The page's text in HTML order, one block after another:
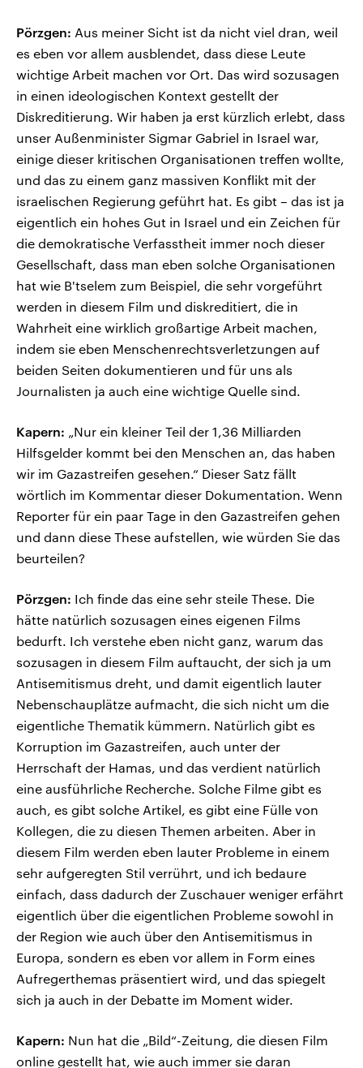
Pörzgen: Aus meiner Sicht ist da nicht viel dran, weil
es eben vor allem ausblendet, dass diese Leute
wichtige Arbeit machen vor Ort. Das wird sozusagen
in einen ideologischen Kontext gestellt der
Diskreditierung. Wir haben ja erst kürzlich erlebt, dass
unser Außenminister Sigmar Gabriel in Israel war,
einige dieser kritischen Organisationen treffen wollte,
und das zu einem ganz massiven Konflikt mit der
israelischen Regierung geführt hat. Es gibt – das ist ja
eigentlich ein hohes Gut in Israel und ein Zeichen für
die demokratische Verfasstheit immer noch dieser
Gesellschaft, dass man eben solche Organisationen
hat wie B'tselem zum Beispiel, die sehr vorgeführt
werden in diesem Film und diskreditiert, die in
Wahrheit eine wirklich großartige Arbeit machen,
indem sie eben Menschenrechtsverletzungen auf
beiden Seiten dokumentieren und für uns als
Journalisten ja auch eine wichtige Quelle sind.
Kapern: „Nur ein kleiner Teil der 1,36 Milliarden
Hilfsgelder kommt bei den Menschen an, das haben
wir im Gazastreifen gesehen.“ Dieser Satz fällt
wörtlich im Kommentar dieser Dokumentation. Wenn
Reporter für ein paar Tage in den Gazastreifen gehen
und dann diese These aufstellen, wie würden Sie das
beurteilen?
Pörzgen: Ich finde das eine sehr steile These. Die
hätte natürlich sozusagen eines eigenen Films
bedurft. Ich verstehe eben nicht ganz, warum das
sozusagen in diesem Film auftaucht, der sich ja um
Antisemitismus dreht, und damit eigentlich lauter
Nebenschauplätze aufmacht, die sich nicht um die
eigentliche Thematik kümmern. Natürlich gibt es
Korruption im Gazastreifen, auch unter der
Herrschaft der Hamas, und das verdient natürlich
eine ausführliche Recherche. Solche Filme gibt es
auch, es gibt solche Artikel, es gibt eine Fülle von
Kollegen, die zu diesen Themen arbeiten. Aber in
diesem Film werden eben lauter Probleme in einem
sehr aufgeregten Stil verrührt, und ich bedaure
einfach, dass dadurch der Zuschauer weniger erfährt
eigentlich über die eigentlichen Probleme sowohl in
der Region wie auch über den Antisemitismus in
Europa, sondern es eben vor allem in Form eines
Aufregerthemas präsentiert wird, und das spiegelt
sich ja auch in der Debatte im Moment wider.
Kapern: Nun hat die „Bild“-Zeitung, die diesen Film
online gestellt hat, wie auch immer sie daran